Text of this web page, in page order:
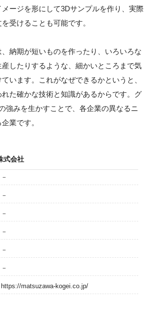
ージを形にして3Dサンプルを作り、実際
受けることも可能です。
納期が短いものを作ったり、いろいろな
したりするような、細かいところまで気
います。これがなぜできるかというと、
た確かな技術と知識があるからです。グ
強みを生かすことで、各企業の異なるニ
業です。
式会社
－
－
－
－
－
－
https://matsuzawa-kogei.co.jp/